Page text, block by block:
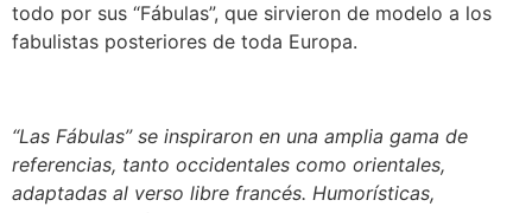
todo por sus “Fábulas”, que sirvieron de modelo a los
fabulistas posteriores de toda Europa.
“Las Fábulas” se inspiraron en una amplia gama de
referencias, tanto occidentales como orientales,
adaptadas al verso libre francés. Humorísticas,